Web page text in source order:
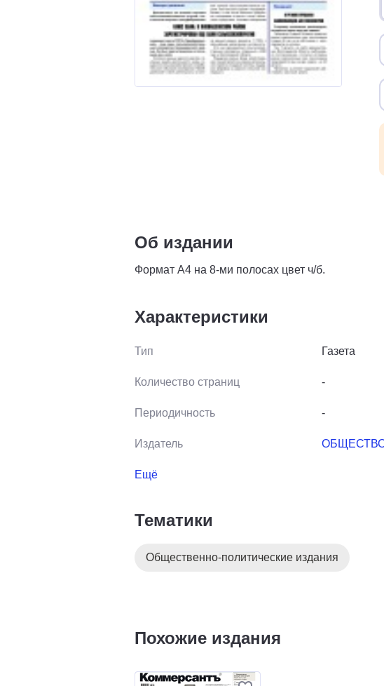
Об издании
Формат А4 на 8-ми полосах цвет ч/б.
Характеристики
Тип Газета
Количество страниц -
Периодичность -
Издатель
Ещё
Тематики
Общественно-политические издания
Похожие издания